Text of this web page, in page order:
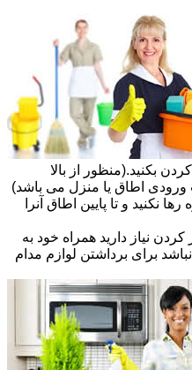
بکنید.(منظور از بالا
اطاق یا منزل می باشد)
نکنید و تا پایین اطاق آنرا
نیاز دارید همراه خود به
برای برداشتن لوازم مدام